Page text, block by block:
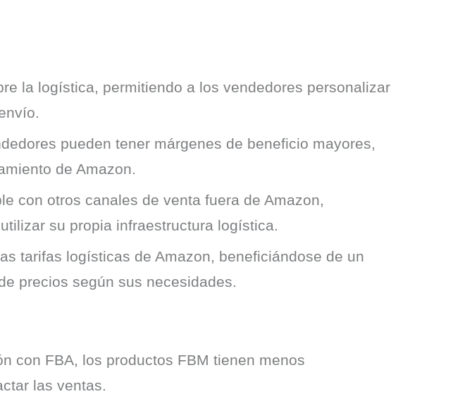
la logística, permitiendo a los vendedores personalizar
pueden tener márgenes de beneficio mayores,
de Amazon.
con otros canales de venta fuera de Amazon,
su propia infraestructura logística.
tarifas logísticas de Amazon, beneficiándose de un
precios según sus necesidades.
con FBA, los productos FBM tienen menos
las ventas.